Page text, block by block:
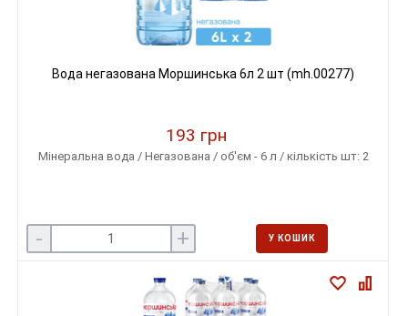
Вода негазована Моршинська 6л 2 шт (mh.00277)
193 грн
Мінеральна вода / Негазована / об'єм - 6 л / кількість шт: 2
- + У КОШИК